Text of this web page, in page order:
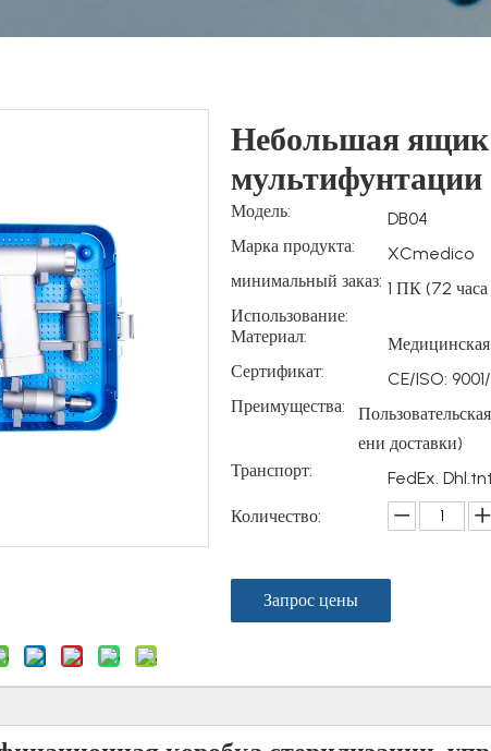
Небольшая ящик
мультифунтации
Модель:
DB04
Марка продукта:
XCmedico
минимальный заказ: 1 ПК (72 часа
Использование:
Материал:
Сертификат:
CE/ISO:
Преимущества:
ени доставки)
Транспорт:
FedEx.
Количество:
Запрос цены